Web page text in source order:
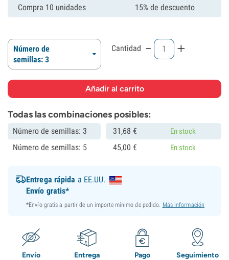
Compra 10 unidades 15% de descuento
Número de
semillas: 3
Cantidad - +
Todas las combinaciones posibles:
Número de semillas: 3 31,68 € En stock
Número de semillas: 5 45,00 € En stock
Entrega rápida a EE.UU.
Envío gratis*
*Envío gratis a partir de un importe mínimo de pedido. Más información
Envío
Entrega
Pago
Seguimiento